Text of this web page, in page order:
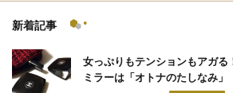
新着記事
女っぷりもテンションもアガる
ミラーは「オトナのたしなみ」